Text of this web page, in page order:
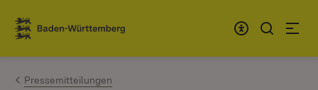
Zum Inhalt springen
Link zur Startseite
Pressemitteilungen